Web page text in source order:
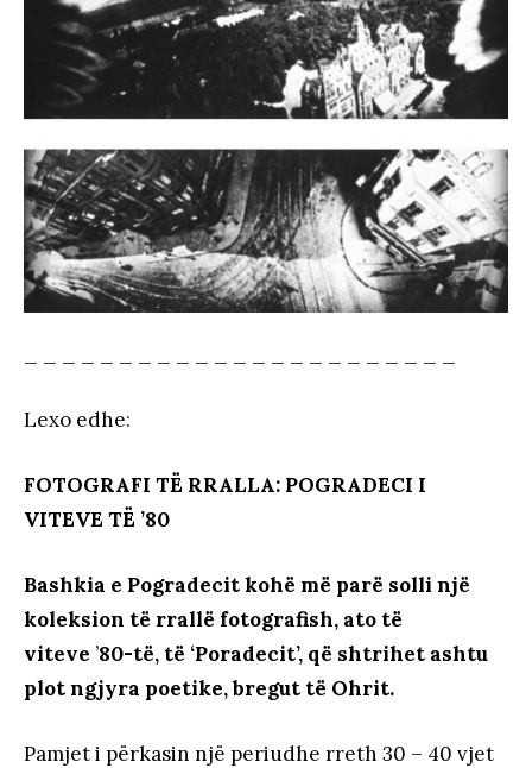
Lexo edhe:
FOTOGRAFI TË RRALLA: POGRADECI I
VITEVE TË ’80
Bashkia e Pogradecit kohë më parë solli një
koleksion të rrallë fotografish, ato të
viteve ’80-të, të ‘Poradecit’, që shtrihet ashtu
plot ngjyra poetike, bregut të Ohrit.
Pamjet i përkasin një periudhe rreth 30 – 40 vjet